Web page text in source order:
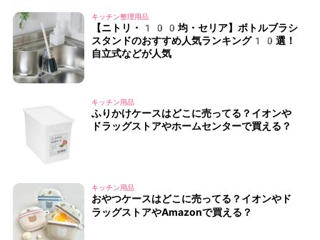
キッチン整理用品
【ニトリ・100均・セリア】ボトルブラシ
スタンドのおすすめ人気ランキング10選！
自立式などが人気
キッチン用品
ふりかけケースはどこに売ってる？イオンや
ドラッグストアやホームセンターで買える？
キッチン用品
おやつケースはどこに売ってる？イオンやド
ラッグストアやAmazonで買える？